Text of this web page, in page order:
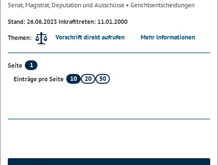
Senat, Magistrat, Deputation und Ausschüsse • Gerichtsentscheidungen
Stand: 26.06.2023 Inkrafttreten: 11.01.2000
Themen:
Vorschrift direkt aufrufen Mehr Informationen
Seite
1
Einträge pro Seite
10 20 50